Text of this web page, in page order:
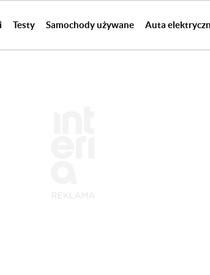
Testy Samochody używane Auta